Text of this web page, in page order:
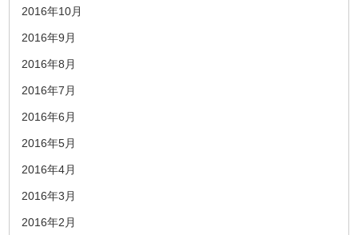
2016年10月
2016年9月
2016年8月
2016年7月
2016年6月
2016年5月
2016年4月
2016年3月
2016年2月